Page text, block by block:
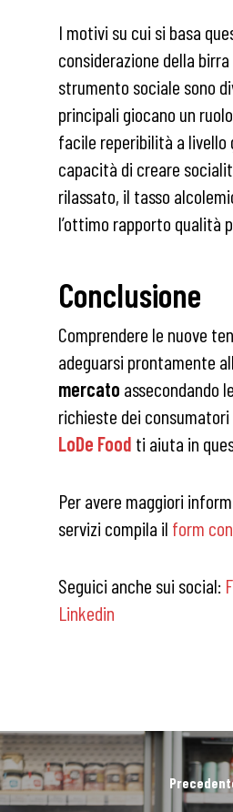
I motivi su cui si basa
considerazione della
strumento sociale sono
principali giocano un
facile reperibilità a livello
capacità di creare
rilassato, il tasso
l’ottimo rapporto qualità
Conclusione
Comprendere le nuove
adeguarsi prontamente
mercato assecondando
richieste dei consumatori
LoDe Food ti aiuta in
Per avere maggiori
servizi compila il form
Seguici anche sui social:
Linkedin